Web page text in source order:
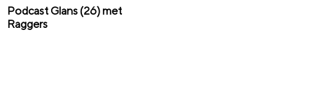
Podcast Glans (26) met
Raggers